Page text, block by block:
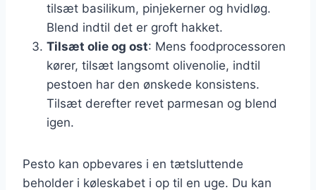
tilsæt basilikum, pinjekerner og hvidløg.
Blend indtil det er groft hakket.
Tilsæt olie og ost: Mens foodprocessoren
kører, tilsæt langsomt olivenolie, indtil
pestoen har den ønskede konsistens.
Tilsæt derefter revet parmesan og blend
igen.
Pesto kan opbevares i en tætsluttende
beholder i køleskabet i op til en uge. Du kan